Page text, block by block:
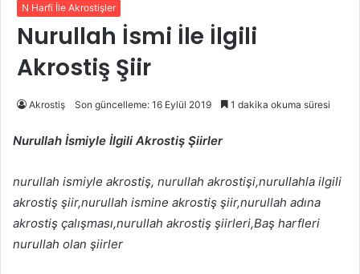
N Harfi İle Akrostişler
Nurullah İsmi İle İlgili
Akrostiş Şiir
Akrostiş Son güncelleme: 16 Eylül 2019 1 dakika okuma süresi
Nurullah İsmiyle İlgili Akrostiş Şiirler
nurullah ismiyle akrostiş, nurullah akrostişi,nurullahla ilgili
akrostiş şiir,nurullah ismine akrostiş şiir,nurullah adına
akrostiş çalışması,nurullah akrostiş şiirleri,Baş harfleri
nurullah olan şiirler